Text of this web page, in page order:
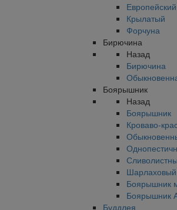
Европейский
Крылатый
Форчуна
Бирючина
Назад
Бирючина
Боярышник
Назад
Боярышник
Кроваво-
Шарлаховый
Боярышник
Боярышник
Буддлея